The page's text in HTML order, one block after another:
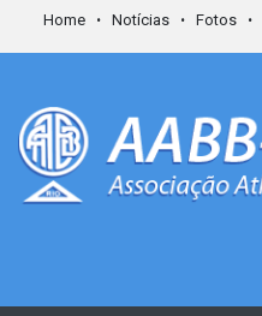
Home Notícias Fotos